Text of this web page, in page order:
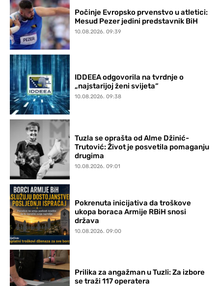
Počinje Evropsko prvenstvo u atletici:
Mesud Pezer jedini predstavnik BiH
10.08.2026. 09:39
IDDEEA odgovorila na tvrdnje o
„najstarijoj ženi svijeta“
10.08.2026. 09:38
Tuzla se oprašta od Alme Džinić-
Trutović: Život je posvetila pomaganju
drugima
10.08.2026. 09:01
Pokrenuta inicijativa da troškove
ukopa boraca Armije RBiH snosi
država
10.08.2026. 09:00
Prilika za angažman u Tuzli: Za izbore
se traži 117 operatera